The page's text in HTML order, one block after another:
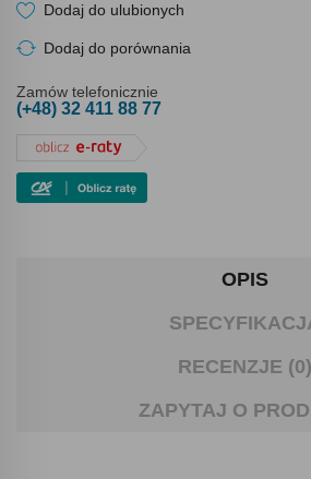
Dodaj do ulubionych
Dodaj do porównania
Zamów telefonicznie
(+48) 32 411 88 77
OPIS
RECENZJE (0)
ZAPYTAJ O